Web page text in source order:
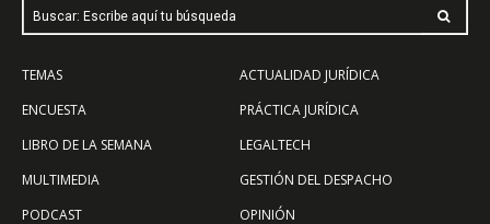
Buscar: Escribe aquí tu búsqueda
TEMAS
ENCUESTA
LIBRO DE LA SEMANA
MULTIMEDIA
PODCAST
ACTUALIDAD JURÍDICA
PRÁCTICA JURÍDICA
LEGALTECH
GESTIÓN DEL DESPACHO
OPINIÓN